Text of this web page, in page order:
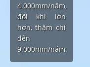
4.000mm/năm,
đôi khi lớn
hơn, thậm chí
đến
9.000mm/năm.